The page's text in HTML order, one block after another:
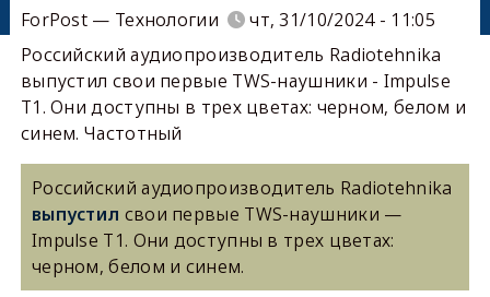
ForPost — Технологии
чт, 31/10/2024 - 11:05
Российский аудиопроизводитель Radiotehnika
выпустил свои первые TWS-наушники - Impulse
T1. Они доступны в трех цветах: черном, белом и
синем. Частотный
Российский аудиопроизводитель Radiotehnika
выпустил свои первые TWS-наушники —
Impulse T1. Они доступны в трех цветах:
черном, белом и синем.